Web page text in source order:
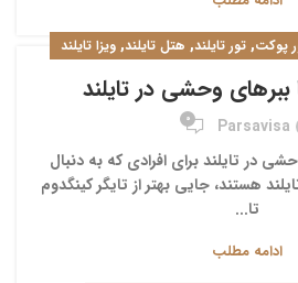
پوکت, تور تایلند, هتل تایلند, ویزا تایلند
ببرهای وحشی در تایلند
Parsavisa
0
در تایلند برای افرادی که به دنبال
هستند، جایی بهتر از تایگر کینگدوم
تا...
ادامه مطلب